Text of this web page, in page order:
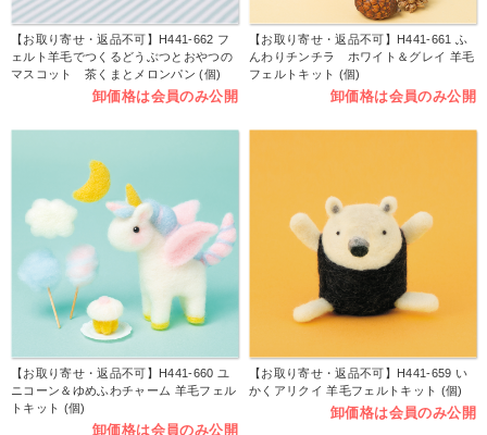
【お取り寄せ・返品不可】H441-662 フ
ェルト羊毛でつくるどうぶつとおやつの
マスコット 茶くまとメロンパン (個)
卸価格は会員のみ公開
【お取り寄せ・返品不可】H441-661 ふ
んわりチンチラ ホワイト＆グレイ 羊毛
フェルトキット (個)
卸価格は会員のみ公開
【お取り寄せ・返品不可】H441-660 ユ
ニコーン＆ゆめふわチャーム 羊毛フェル
トキット (個)
卸価格は会員のみ公開
【お取り寄せ・返品不可】H441-659 い
かくアリクイ 羊毛フェルトキット (個)
卸価格は会員のみ公開